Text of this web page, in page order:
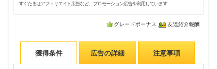
すぐたまはアフィリエイト広告など、プロモーション広告を利用しています
グレードボーナス 友達紹介報酬
獲得条件 広告の詳細 注意事項